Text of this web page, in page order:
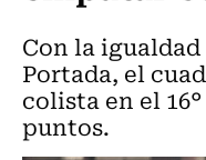
Con la
Portada, el
colista en el
puntos.